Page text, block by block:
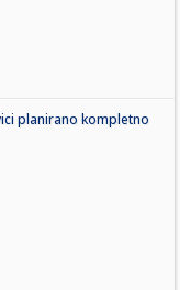
planirano kompletno